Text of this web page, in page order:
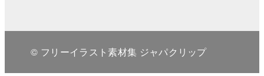
© フリーイラスト素材集 ジャパクリップ